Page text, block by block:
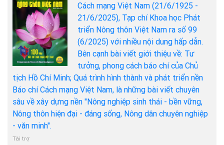
Cách mạng Việt Nam (21/6/1925 -
21/6/2025), Tạp chí Khoa học Phát
triển Nông thôn Việt Nam ra số 99
(6/2025) với nhiều nội dung hấp dẫn.
Bên cạnh bài viết giới thiệu về: Tư
tưởng, phong cách báo chí của Chủ
tịch Hồ Chí Minh; Quá trình hình thành và phát triển nền
Báo chí Cách mạng Việt Nam, là những bài viết chuyên
sâu về xây dựng nền "Nông nghiệp sinh thái - bền vững,
Nông thôn hiện đại - đáng sống, Nông dân chuyên nghiệp
- văn minh".
Tài trợ